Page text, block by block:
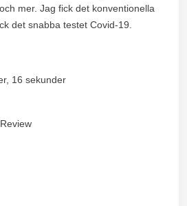
mer. Jag fick det konventionella
det snabba testet Covid-19.
16 sekunder